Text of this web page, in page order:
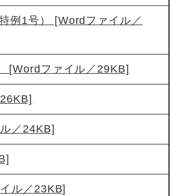
例1号） [Wordファイル／
[Wordファイル／29KB]
／24KB]
ル／23KB]